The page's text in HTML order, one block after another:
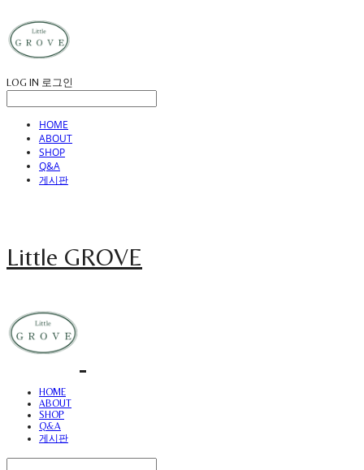
LOG IN 로그인
HOME
ABOUT
SHOP
Q&A
게시판
Little GROVE
HOME
ABOUT
SHOP
Q&A
게시판